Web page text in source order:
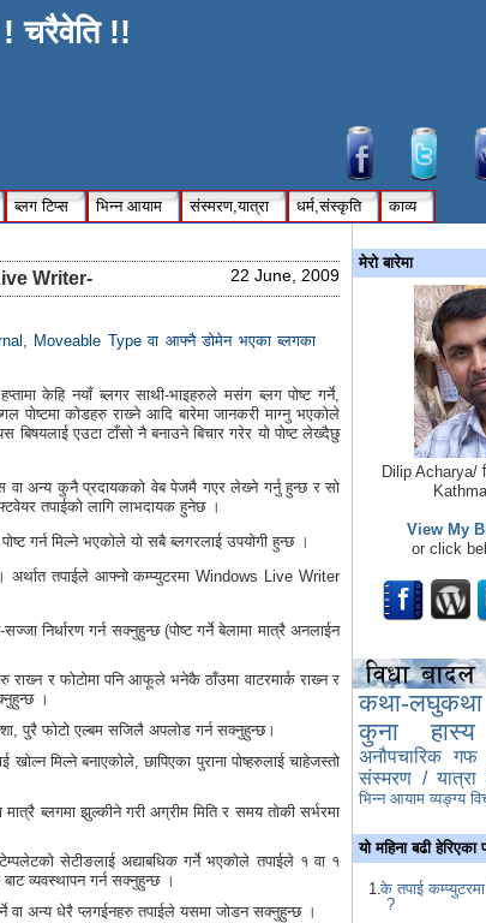
चरैवेति !!
ब्लग टिप्स भिन्न आयाम संस्मरण,यात्रा धर्म,संस्कृति काव्य
22 June, 2009
Writer-
Moveable Type वा आफ्नै डोमेन भएका ब्लगका
केहि नयाँ ब्लगर साथी-भाइहरुले मसंग ब्लग पोष्ट गर्ने,
पोष्टमा कोडहरु राख्‍ने आदि बारेमा जानकरी माग्नु भएकोले
एउटा टाँसो नै बनाउने बिचार गरेर यो पोष्ट लेख्‍दैछु
वा अन्य कुनै प्रदायकको वेब पेजमै गएर लेख्‍ने गर्नु हुन्छ र सो
तपाईको लागि लाभदायक हुनेछ ।
गर्न मिल्ने भएकोले यो सबै ब्लगरलाई उपयोगी हुन्छ ।
। अर्थात तपाईले आफ्नो कम्प्युटरमा Windows Live Writer
निर्धारण गर्न सक्नुहुन्छ (पोष्ट गर्ने बेलामा मात्रै अनलाईन
र फोटोमा पनि आफूले भनेकै ठाँउमा वाटरमार्क राख्‍न र
।
पुरै फोटो एल्बम सजिलै अपलोड गर्न सक्नुहुन्छ।
मिल्ने बनाएकोले, छापिएका पुराना पोष्हरुलाई चाहेजस्तो
मात्रै ब्लगमा झुल्कीने गरी अग्रीम मिति र समय तोकी सर्भरमा
सेटीङलाई अद्याबधिक गर्ने भएकोले तपाईले १ वा १
व्यवस्थापन गर्न सक्नुहुन्छ ।
वा अन्य धेरै प्लगईनहरु तपाईले यसमा जोडन सक्नुहुन्छ ।
मेरो बारेमा
Dilip Acharya/
View My
or click
कथा-लघुकथा
कुना
अनौपचारिक गफ
संस्मरण / यात्रा
भिन्न आयाम व्यङ्ग्य
यो महिना बढी हेरिएका
के तपाई
?